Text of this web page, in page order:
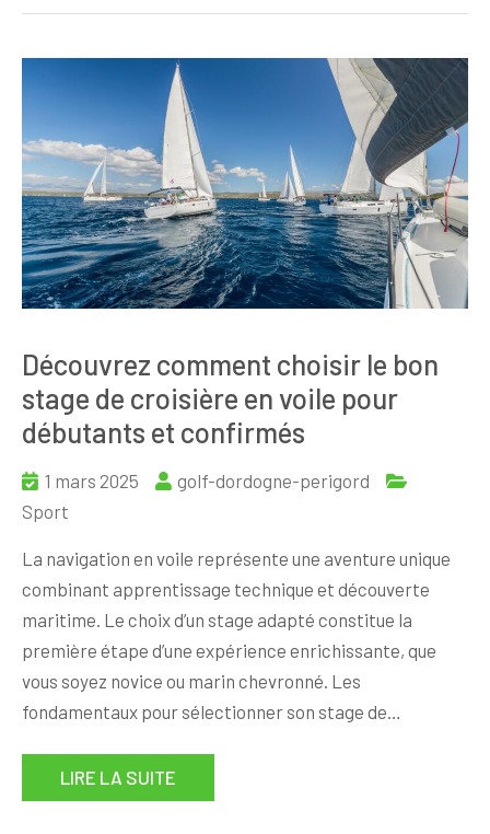
Découvrez comment choisir le bon
stage de croisière en voile pour
débutants et confirmés
1 mars 2025
golf-dordogne-perigord
Sport
La navigation en voile représente une aventure unique
combinant apprentissage technique et découverte
maritime. Le choix d’un stage adapté constitue la
première étape d’une expérience enrichissante, que
vous soyez novice ou marin chevronné. Les
fondamentaux pour sélectionner son stage de…
LIRE LA SUITE